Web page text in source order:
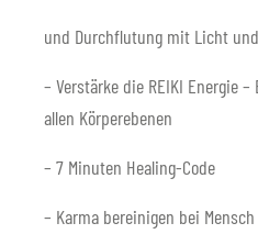
und Durchflutung mit Licht
– Verstärke die REIKI Energie
allen Körperebenen
– 7 Minuten Healing-Code
– Karma bereinigen bei